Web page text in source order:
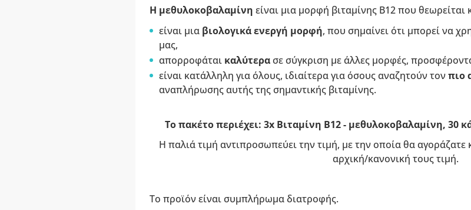
Η μεθυλοκοβαλαμίνη είναι μια μορφή βιταμίνης Β12 που
είναι μιαβιολογικά ενεργή μορφή, που σημαίνει ότι μπορεί να
μας,
απορροφάται καλύτερασε σύγκριση με άλλες μορφές,
είναι κατάλληλη για όλους, ιδιαίτερα για όσους αναζητούν τονπιο
αναπλήρωσης αυτής της σημαντικής βιταμίνης.
Το πακέτο περιέχει: 3x Βιταμίνη Β12 - μεθυλοκοβαλαμίνη, 30
Η παλιά τιμή αντιπροσωπεύει την τιμή, με την οποία θα
αρχική/κανονική τους τιμή.
Το προϊόν είναι συμπλήρωμα διατροφής.